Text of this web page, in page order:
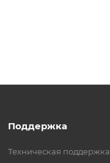
Поддержка
Техническая поддержка